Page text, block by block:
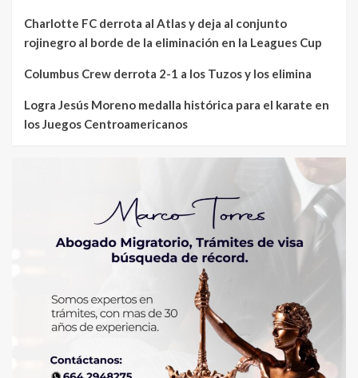
Charlotte FC derrota al Atlas y deja al conjunto
rojinegro al borde de la eliminación en la Leagues Cup
Columbus Crew derrota 2-1 a los Tuzos y los elimina
Logra Jesús Moreno medalla histórica para el karate en
los Juegos Centroamericanos